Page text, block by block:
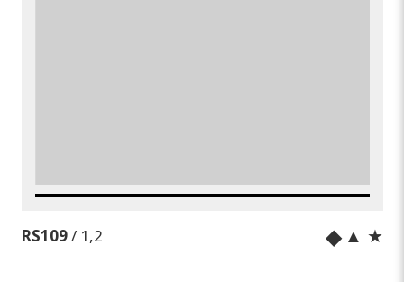
RS109/ 1,2 ◆ ▲ ★